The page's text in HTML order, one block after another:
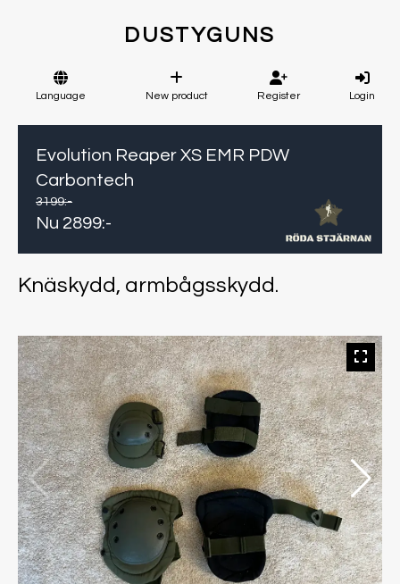
DUSTYGUNS
Language New product Register Login
Evolution Reaper XS EMR PDW
Carbontech
3199:-
Nu 2899:-
Knäskydd, armbågsskydd.